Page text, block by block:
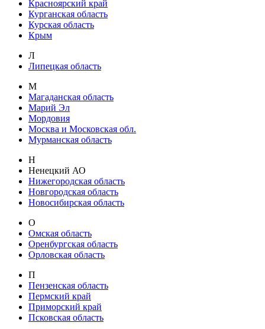
Красноярский край
Курганская область
Курская область
Крым
Л
Липецкая область
М
Магаданская область
Марий Эл
Мордовия
Москва и Московская обл.
Мурманская область
Н
Ненецкий АО
Нижегородская область
Новгородская область
Новосибирская область
О
Омская область
Оренбургская область
Орловская область
П
Пензенская область
Пермский край
Приморский край
Псковская область